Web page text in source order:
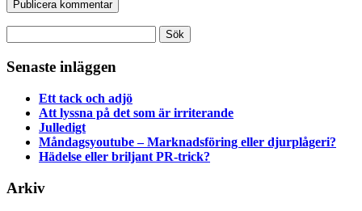
efter:
Senaste inläggen
Ett tack och adjö
Att lyssna på det som är irriterande
Julledigt
Måndagsyoutube – Marknadsföring eller djurplågeri?
Hädelse eller briljant PR-trick?
Arkiv